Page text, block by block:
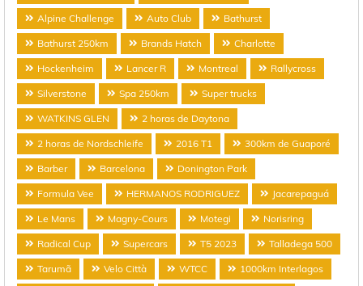
Alpine Challenge Auto Club Bathurst
Bathurst 250km Brands Hatch Charlotte
Hockenheim Lancer R Montreal Rallycross
Silverstone Spa 250km Super trucks
WATKINS GLEN 2 horas de Daytona
2 horas de Nordschleife 2016 T1 300km de Guaporé
Barber Barcelona Donington Park
Formula Vee HERMANOS RODRIGUEZ Jacarepaguá
Le Mans Magny-Cours Motegi Norisring
Radical Cup Supercars T5 2023 Talladega 500
Tarumã Velo Città WTCC 1000km Interlagos